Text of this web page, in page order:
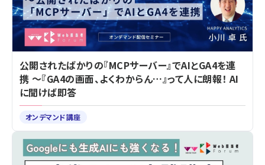
公開されたばかりの『MCPサーバー』でAIとGA4を連
携 ～『GA4の画面、よくわからん…』って人に朗報！ AI
に聞けば即答
オンデマンド講座